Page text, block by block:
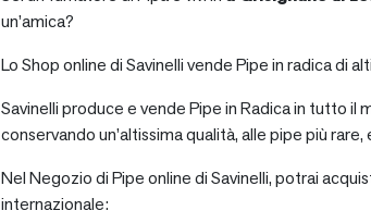
un’amica?
Lo Shop online di Savinelli vende Pipe in radica di
Savinelli produce e vende Pipe in Radica in tutto
conservando un’altissima qualità, alle pipe più
Nel Negozio di Pipe online di Savinelli, potrai
internazionale: